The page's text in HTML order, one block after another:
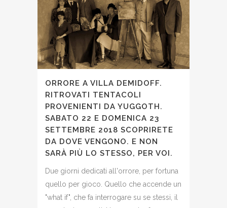
ORRORE A VILLA DEMIDOFF.
RITROVATI TENTACOLI
PROVENIENTI DA YUGGOTH.
SABATO 22 E DOMENICA 23
SETTEMBRE 2018 SCOPRIRETE
DA DOVE VENGONO. E NON
SARÀ PIÙ LO STESSO, PER VOI.
Due giorni dedicati all'orrore, per fortuna
quello per gioco. Quello che accende un
"what if", che fa interrogare su se stessi, il